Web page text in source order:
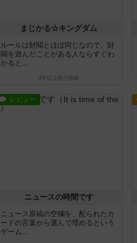
まじかる☆キングダム
ルールは財閥とほぼ同じなので、財
閥を遊んだことがある人ならすぐわ
かると...
4年以上前 の投稿
レビュー
ニュースの時間です
ニュース原稿の空欄を、配られたカ
ードの言葉から選んで埋めるという
ゲーム...